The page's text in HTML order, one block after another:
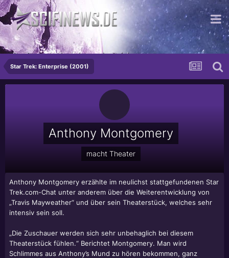
Das Propagandawerkzeug der Reichen
Star Trek: Enterprise (2001)
Anthony Montgomery
macht Theater
Anthony Montgomery erzählte im neulichst stattgefundenen Star
Trek.com-Chat unter anderem über die Weiterentwicklung von
„Travis Mayweather“ und über sein Theaterstück, welches sehr
intensiv sein soll.
„Die Zuschauer werden sich sehr unbehaglich bei diesem
Theaterstück fühlen.“ Berichtet Montgomery. Man wird
Schlimmes aus Anthony’s Mund zu hören bekommen, ganz